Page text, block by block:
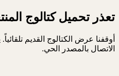
تعذر تحميل كتالوج
أوقفنا عرض الكتالوج القديم
الاتصال بالمصدر الحي.